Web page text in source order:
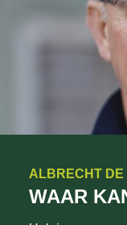
ALBRECHT DE
WAAR